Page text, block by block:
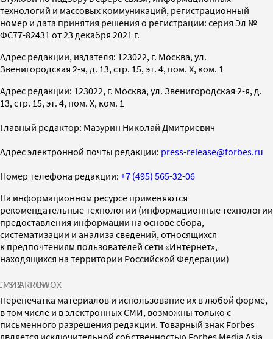
технологий и массовых коммуникаций, регистрационный
номер и дата принятия решения о регистрации: серия Эл №
ФС77-82431 от 23 декабря 2021 г.
Адрес редакции, издателя: 123022, г. Москва, ул.
Звенигородская 2-я, д. 13, стр. 15, эт. 4, пом. X, ком. 1
Адрес редакции: 123022, г. Москва, ул. Звенигородская 2-я, д.
13, стр. 15, эт. 4, пом. X, ком. 1
Главный редактор: Мазурин Николай Дмитриевич
Адрес электронной почты редакции: press-release@forbes.ru
Номер телефона редакции: +7 (495) 565-32-06
На информационном ресурсе применяются
рекомендательные технологии (информационные технологии
предоставления информации на основе сбора,
систематизации и анализа сведений, относящихся
к предпочтениям пользователей сети «Интернет»,
находящихся на территории Российской Федерации)
SPARROWINFOX
Перепечатка материалов и использование их в любой форме,
в том числе и в электронных СМИ, возможны только с
письменного разрешения редакции. Товарный знак Forbes
является исключительной собственностью Forbes Media Asia